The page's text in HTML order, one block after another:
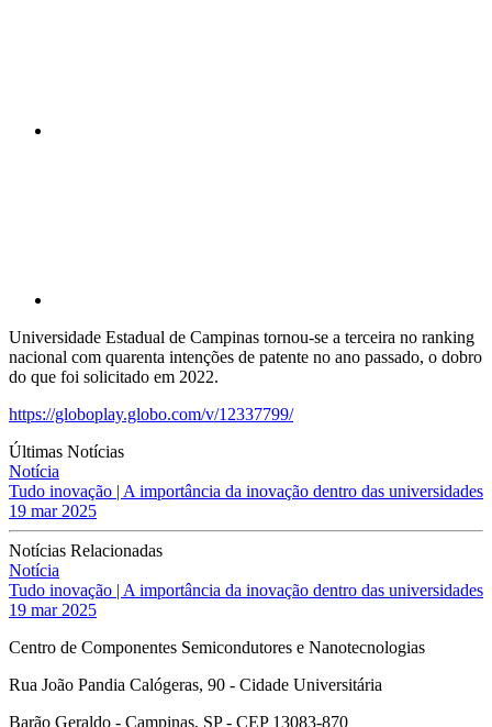
Universidade Estadual de Campinas tornou-se a terceira no ranking
nacional com quarenta intenções de patente no ano passado, o dobro
do que foi solicitado em 2022.
https://globoplay.globo.com/v/12337799/
Últimas Notícias
Notícia
Tudo inovação | A importância da inovação dentro das universidades
19 mar 2025
Notícias Relacionadas
Notícia
Tudo inovação | A importância da inovação dentro das universidades
19 mar 2025
Centro de Componentes Semicondutores e Nanotecnologias
Rua João Pandia Calógeras, 90 - Cidade Universitária
Barão Geraldo - Campinas, SP - CEP 13083-870